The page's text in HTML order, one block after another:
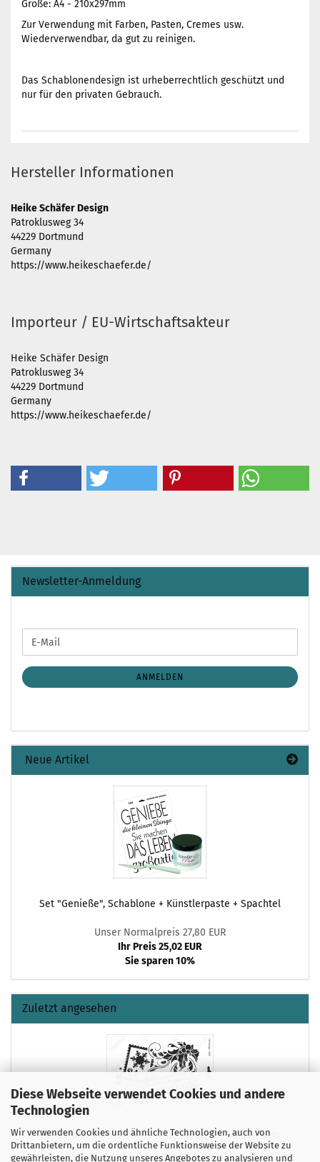
Diese Webseite verwendet Cookies und andere
Technologien
Wir verwenden Cookies und ähnliche Technologien, auch von
Drittanbietern, um die ordentliche Funktionsweise der Website zu
gewährleisten, die Nutzung unseres Angebotes zu analysieren und
Größe: A4 - 210x297mm
Zur Verwendung mit Farben, Pasten, Cremes usw.
Wiederverwendbar, da gut zu reinigen.
Das Schablonendesign ist urheberrechtlich geschützt und
nur für den privaten Gebrauch.
Hersteller Informationen
Heike Schäfer Design
Patroklusweg 34
44229 Dortmund
Germany
https://www.heikeschaefer.de/
Importeur / EU-Wirtschaftsakteur
Heike Schäfer Design
Patroklusweg 34
44229 Dortmund
Germany
https://www.heikeschaefer.de/
Newsletter-Anmeldung
ZUR
ANMELDUNG
E-
Mail
ANMELDEN
Neue Artikel
Set "Genieße", Schablone + Künstlerpaste + Spachtel
Unser Normalpreis 27,80 EUR
Ihr Preis 25,02 EUR
Sie sparen 10%
Zuletzt angesehen
Schablone-Stencil A4 197-1405 Vintage X-Mas Design